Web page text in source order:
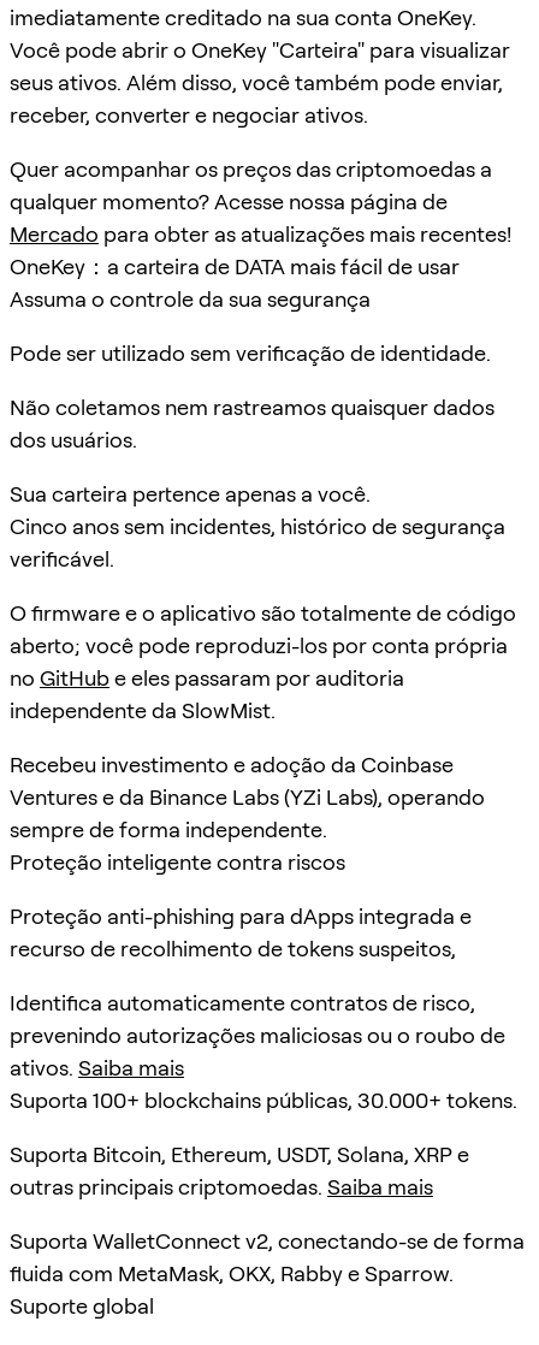
imediatamente creditado na sua conta OneKey.
Você pode abrir o OneKey "Carteira" para visualizar
seus ativos. Além disso, você também pode enviar,
receber, converter e negociar ativos.
Quer acompanhar os preços das criptomoedas a
qualquer momento? Acesse nossa página de
Mercado para obter as atualizações mais recentes!
OneKey：a carteira de DATA mais fácil de usar
Assuma o controle da sua segurança
Pode ser utilizado sem verificação de identidade.
Não coletamos nem rastreamos quaisquer dados
dos usuários.
Sua carteira pertence apenas a você.
Cinco anos sem incidentes, histórico de segurança
verificável.
O firmware e o aplicativo são totalmente de código
aberto; você pode reproduzi-los por conta própria
no GitHube eles passaram por auditoria
independente da SlowMist.
Recebeu investimento e adoção da Coinbase
Ventures e da Binance Labs (YZi Labs), operando
sempre de forma independente.
Proteção inteligente contra riscos
Proteção anti-phishing para dApps integrada e
recurso de recolhimento de tokens suspeitos,
Identifica automaticamente contratos de risco,
prevenindo autorizações maliciosas ou o roubo de
ativos. Saiba mais
Suporta 100+ blockchains públicas, 30.000+ tokens.
Suporta Bitcoin, Ethereum, USDT, Solana, XRP e
outras principais criptomoedas. Saiba mais
Suporta WalletConnect v2, conectando-se de forma
fluida com MetaMask, OKX, Rabby e Sparrow.
Suporte global